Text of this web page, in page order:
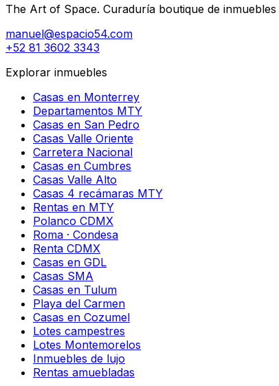
The Art of Space. Curaduría boutique de
manuel@espacio54.com
+52 81 3602 3343
Explorar inmuebles
Casas en Monterrey
Departamentos MTY
Casas en San Pedro
Casas Valle Oriente
Carretera Nacional
Casas en Cumbres
Casas Valle Alto
Casas 4 recámaras MTY
Rentas en MTY
Polanco CDMX
Roma · Condesa
Renta CDMX
Casas en GDL
Casas SMA
Casas en Tulum
Playa del Carmen
Casas en Cozumel
Lotes campestres
Lotes Montemorelos
Inmuebles de lujo
Rentas amuebladas